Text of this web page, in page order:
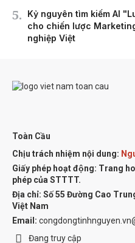
Kỷ nguyên tìm kiếm AI
cho chiến lược
nghiệp Việt
Toàn Cầu
Chịu trách nhiệm nội dung:
Giấy phép hoạt động: Trang
phép của STTTT.
Địa chỉ: Số 55 Đường Cao
Việt Nam
Email:
Đang truy cập